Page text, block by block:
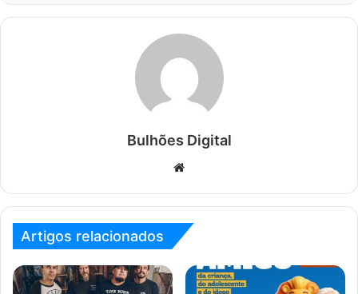
Bulhões Digital
Website
Artigos relacionados